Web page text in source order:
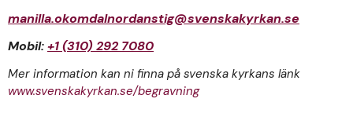
manilla.okomdalnordanstig@svenskakyrkan.se
Mobil:+1 (310) 292 7080
Mer information kan ni finna på svenska kyrkans länk
www.svenskakyrkan.se/begravning